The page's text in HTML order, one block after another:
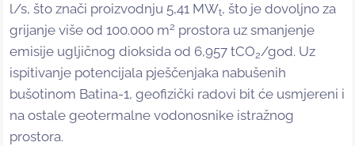
l/s, što znači proizvodnju 5,41 MWt, što je dovoljno za
grijanje više od 100.000 m2 prostora uz smanjenje
emisije ugljičnog dioksida od 6,957 tCO2/god. Uz
ispitivanje potencijala pješčenjaka nabušenih
bušotinom Batina-1, geofizički radovi bit će usmjereni i
na ostale geotermalne vodonosnike istražnog
prostora.